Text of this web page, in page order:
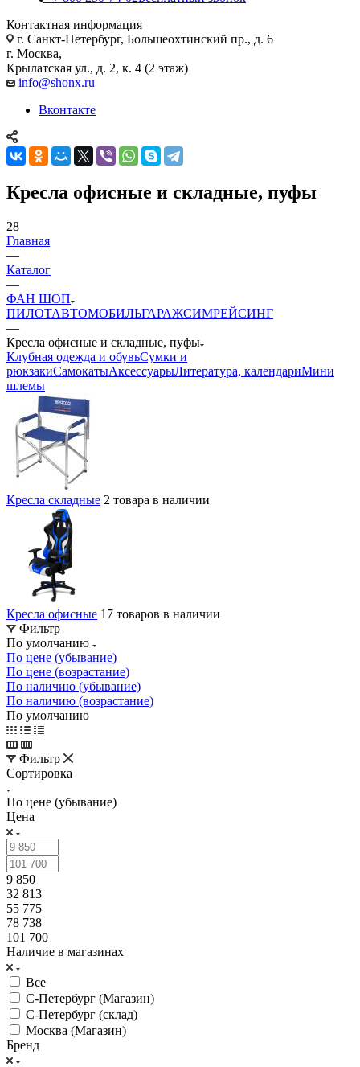
Контактная информация
г. Санкт-Петербург, Большеохтинский пр., д. 6
г. Москва,
Крылатская ул., д. 2, к. 4 (2 этаж)
info@shonx.ru
Вконтакте
Кресла офисные и складные, пуфы
28
Главная
—
Каталог
—
ФАН ШОП
ПИЛОТАВТОМОБИЛЬГАРАЖСИМРЕЙСИНГ
—
Кресла офисные и складные, пуфы
Клубная одежда и обувьСумки и
рюкзакиСамокатыАксессуарыЛитература, календариМини
шлемы
Кресла складные 2 товара в наличии
Кресла офисные 17 товаров в наличии
Фильтр
По умолчанию
По цене (убывание)
По цене (возрастание)
По наличию (убывание)
По наличию (возрастание)
По умолчанию
Фильтр
Сортировка
По цене (убывание)
Цена
9 850
32 813
55 775
78 738
101 700
Наличие в магазинах
Все
С-Петербург (Магазин)
С-Петербург (склад)
Москва (Магазин)
Бренд